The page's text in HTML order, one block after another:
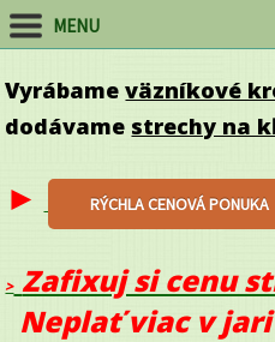
MENU
Vyrábameväzníkové
dodávame strechy na
► RÝCHLA CENOVÁ PONUKA
> Zafixuj si cenu
Neplať viac v jari